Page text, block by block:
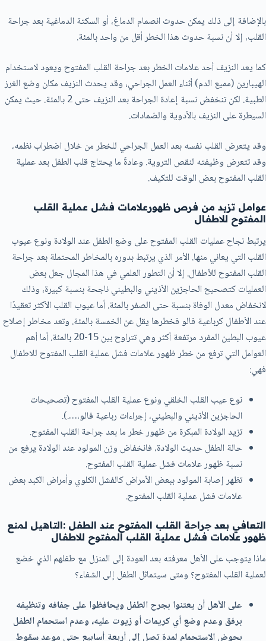
بالإضافة إلى ذلك يمكن حدوث انصمام الدماغ، أو السكتة الدماغية بعد جراحة
القلب، إلا أن نسبة حدوث هذا الخطر أقل من واحد بالمئة.
كما يعد النزيف أحد علامات الخطر بعد جراحة القلب المفتوح ويعود لاستخدام
الهيبارين (مميع الدم) أثناء العمل الجراحي، وقد يحدث النزيف مكان وضع الغرز
الطبية. لكن تنخفض نسبة إعادة الجراحة بعد النزيف حتى 2 بالمئة. حيث يمكن
السيطرة على النزيف بالأدوية والضمادات.
وقد يتعرض القلب نفسه بعد العمل الجراحي للخطر من خلال اضطراب نظمه،
وقد تتعرض وظيفته لنقص التروية. وعادةً ما يحتاج قلب الطفل بعد عملية
القلب المفتوح بعض الوقت للتكيف.
عوامل تزيد من فرص ظهورعلامات فشل عملية القلب
المفتوح للاطفال
يرتبط نجاح عمليات القلب المفتوح على وضع الطفل عند الولادة ونوع عيوب
القلب التي يعاني منها. الأمر الذي يرتبط بدوره بالمخاطر المحتملة بعد جراحة
القلب المفتوح للأطفال. إلا أن التطور العلمي في هذا المجال جعل بعض
العمليات كتصحيح الحاجزين الأذيني والبطيني ناجحة بنسبة كبيرة، وذلك
لانخفاض معدل الوفاة بنسبة حتى الصفر بالمئة. أما عيوب القلب الأكثر تعقيدًا
عند الأطفال كرباعية فالو فخطرها يقل عن الخمسة بالمئة. وتعد مخاطر إصلاح
عيوب البطين المفرد مرتفعة أكثر وهي تتراوح بين 15-20 بالمئة. أما أهم
العوامل التي ترفع من خطر ظهور علامات فشل عملية القلب المفتوح للاطفال
فهي:
نوع عيب القلب الخلقي ونوع عملية القلب المفتوح (تصحيحات
الحاجزين الأذيني والبطيني، إجراءات رباعية فالو،….).
تزيد الولادة المبكرة من ظهور خطر ما بعد جراحة القلب المفتوح.
حالة الطفل حديث الولادة، فانخفاض وزن المولود عند الولادة يرفع من
نسبة ظهور علامات فشل عملية القلب المفتوح.
تظهر إصابة المولود ببعض الأمراض كالفشل الكلوي وأمراض الكبد بعض
علامات فشل عملية القلب المفتوح.
التعافي بعد جراحة القلب المفتوح عند الطفل :التاهيل لمنع
ظهور علامات فشل عملية القلب المفتوح للاطفال
ماذا يتوجب على الأهل معرفته بعد العودة إلى المنزل مع طفلهم الذي خضع
لعملية القلب المفتوح؟ ومتى سيتماثل الطفل إلى الشفاء؟
على الأهل أن يعتنوا بجرح الطفل ويحافظوا على جفافه وتنظيفه
برفق وعدم وضع أي كريمات أو زيوت عليه، وعدم استحمام الطفل